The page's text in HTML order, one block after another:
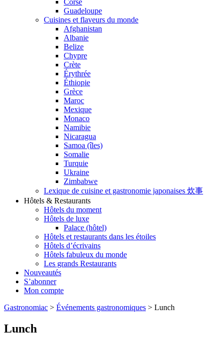
Corse
Guadeloupe
Cuisines et flaveurs du monde
Afghanistan
Albanie
Belize
Chypre
Crète
Érythrée
Éthiopie
Grèce
Maroc
Mexique
Monaco
Namibie
Nicaragua
Samoa (îles)
Somalie
Turquie
Ukraine
Zimbabwe
Lexique de cuisine et gastronomie japonaises 炊事
Hôtels & Restaurants
Hôtels du moment
Hôtels de luxe
Palace (hôtel)
Hôtels et restaurants dans les étoiles
Hôtels d’écrivains
Hôtels fabuleux du monde
Les grands Restaurants
Nouveautés
S’abonner
Mon compte
Gastronomiac > Événements gastronomiques > Lunch
Lunch